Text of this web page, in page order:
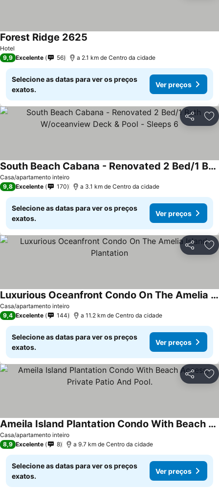
Hotel
Forest Ridge 2625
9,9 Excelente 56 a 2.1 km de Centro da cidade
Selecione as datas para ver os preços
exatos.
Ver preços
Partilhar
Casa/apartamento inteiro
South Beach Cabana - Renovated 2 Bed/1 Bath W/oceanview Deck & Pool - Sleeps 6
9,8 Excelente 170 a 3.1 km de Centro da cidade
Selecione as datas para ver os preços
exatos.
Ver preços
Partilhar
Casa/apartamento inteiro
Luxurious Oceanfront Condo On The Amelia Island Plantation
9,4 Excelente 144 a 11.2 km de Centro da cidade
Selecione as datas para ver os preços
exatos.
Ver preços
Partilhar
Casa/apartamento inteiro
Ameila Island Plantation Condo With Beach Access, Private Patio And Pool.
8,9 Excelente 8 a 9.7 km de Centro da cidade
Selecione as datas para ver os preços
exatos.
Ver preços